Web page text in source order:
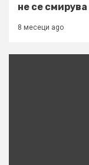
не се смирува
8 месеци ago